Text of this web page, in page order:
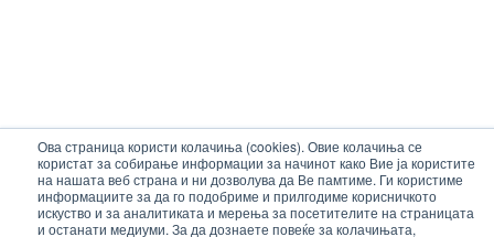
Ова страница користи колачиња (cookies). Овие колачиња се
користат за собирање информации за начинот како Вие ја користите
на нашата веб страна и ни дозволува да Ве памтиме. Ги користиме
информациите за да го подобриме и прилгодиме корисничкото
искуство и за аналитиката и мерења за посетителите на страницата
и останати медиуми. За да дознаете повеќе за колачињата,